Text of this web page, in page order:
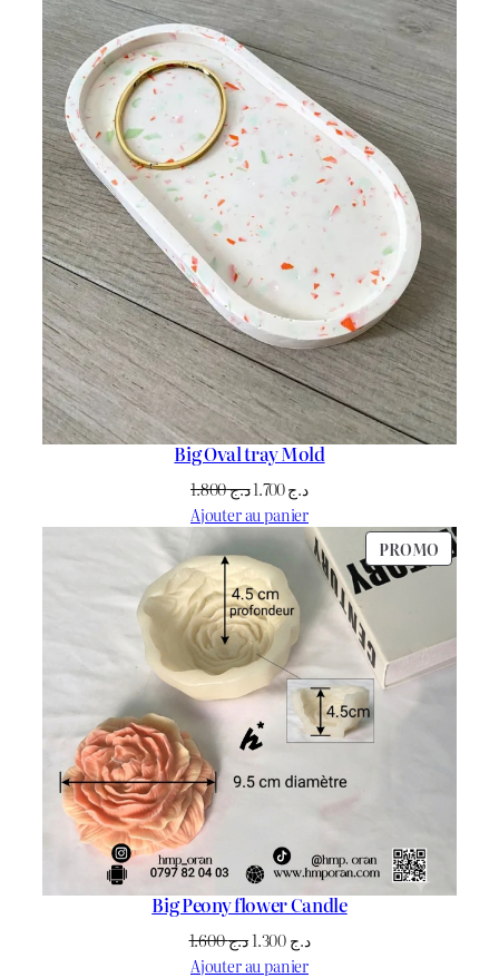
Big Oval tray Mold
د.ج1.800
Le
prix
initial
était :
د.ج1.700
Le
prix
actuel
est :
د.ج 1.700.
Ajouter au panier
PROMO
EN
Big Peony flower Candle
د.ج1.600
Le
prix
د.جLe
Ajouter au panier